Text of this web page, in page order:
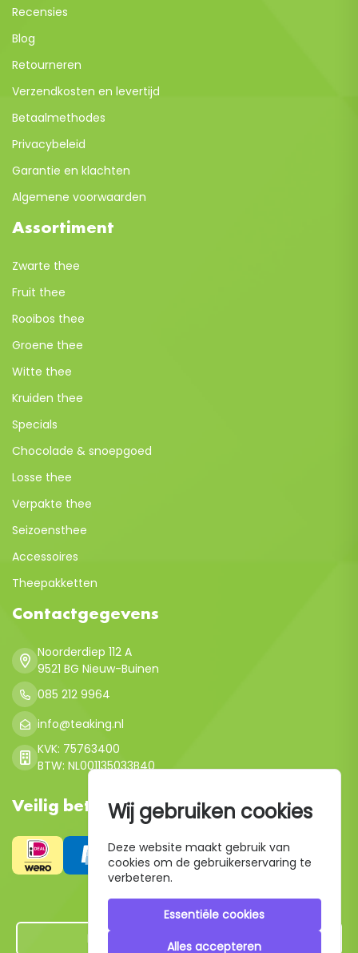
Recensies
Blog
Retourneren
Verzendkosten en levertijd
Betaalmethodes
Privacybeleid
Garantie en klachten
Algemene voorwaarden
Assortiment
Zwarte thee
Fruit thee
Rooibos thee
Groene thee
Witte thee
Kruiden thee
Specials
Chocolade & snoepgoed
Losse thee
Verpakte thee
Seizoensthee
Accessoires
Theepakketten
Contactgegevens
Noorderdiep 112 A
9521 BG Nieuw-Buinen
085 212 9964
info@teaking.nl
KVK: 75763400
BTW: NL001135033B40
Veilig betalen
Hier de overeenkomst ontbinden
Wij gebruiken cookies
Deze website maakt gebruik van
cookies om de gebruikerservaring te
verbeteren.
Essentiële cookies
Alles accepteren